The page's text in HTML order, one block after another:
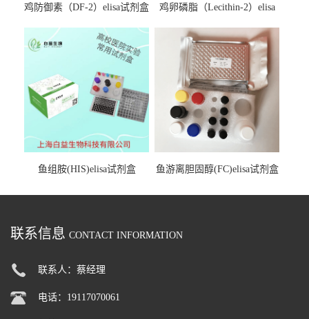
鸡防御素（DF-2）elisa试剂盒
鸡卵磷脂（Lecithin-2）elisa
鱼组胺(HIS)elisa试剂盒 鱼游离胆固醇(FC)elisa试剂盒
联系信息 CONTACT INFORMATION
联系人：蔡经理
电话：19117070061